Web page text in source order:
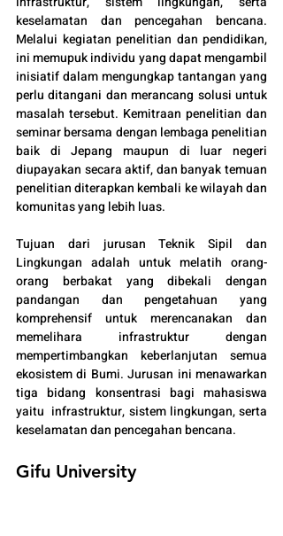
keselamatan dan pencegahan bencana.
Melalui kegiatan penelitian dan pendidikan,
ini memupuk individu yang dapat mengambil
inisiatif dalam mengungkap tantangan yang
perlu ditangani dan merancang solusi untuk
masalah tersebut. Kemitraan penelitian dan
seminar bersama dengan lembaga penelitian
baik di Jepang maupun di luar negeri
diupayakan secara aktif, dan banyak temuan
penelitian diterapkan kembali ke wilayah dan
komunitas yang lebih luas.
Tujuan dari jurusan Teknik Sipil dan
Lingkungan adalah untuk melatih orang-
orang berbakat yang dibekali dengan
pandangan dan pengetahuan yang
komprehensif untuk merencanakan dan
memelihara infrastruktur dengan
mempertimbangkan keberlanjutan semua
ekosistem di Bumi. Jurusan ini menawarkan
tiga bidang konsentrasi bagi mahasiswa
yaitu  infrastruktur, sistem lingkungan, serta
keselamatan dan pencegahan bencana.
Gifu University